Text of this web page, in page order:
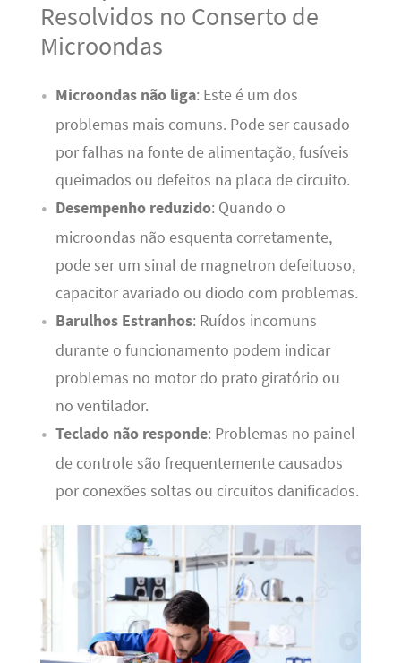
Resolvidos no Conserto de
Microondas
Microondas não liga: Este é um dos
problemas mais comuns. Pode ser causado
por falhas na fonte de alimentação, fusíveis
queimados ou defeitos na placa de circuito.
Desempenho reduzido: Quando o
microondas não esquenta corretamente,
pode ser um sinal de magnetron defeituoso,
capacitor avariado ou diodo com problemas.
Barulhos Estranhos: Ruídos incomuns
durante o funcionamento podem indicar
problemas no motor do prato giratório ou
no ventilador.
Teclado não responde: Problemas no painel
de controle são frequentemente causados
por conexões soltas ou circuitos danificados.